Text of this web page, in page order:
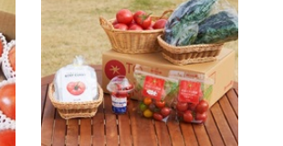
人気順
価格が安い